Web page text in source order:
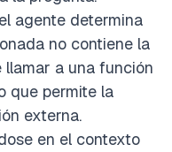
agente determina
no contiene la
llamar a una función
que permite la
externa.
en el contexto